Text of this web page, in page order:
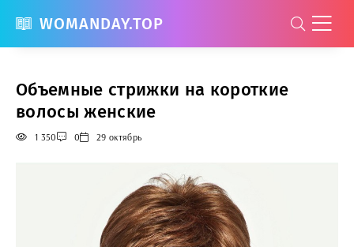
WOMANDAY.TOP
Объемные стрижки на короткие
волосы женские
1 350 0 29 октябрь